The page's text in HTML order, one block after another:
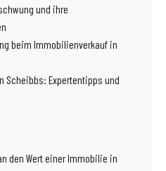
und ihre
beim Immobilienverkauf in
Scheibbs: Expertentipps und
den Wert einer Immobilie in